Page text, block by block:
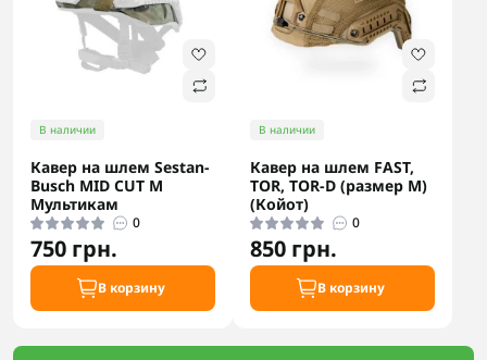
В наличии
Кавер на шлем Sestan-
Busch MID CUT M
Мультикам
0
750 грн.
В корзину
В наличии
Кавер на шлем FAST,
TOR, TOR-D (размер М)
(Койот)
0
850 грн.
В корзину